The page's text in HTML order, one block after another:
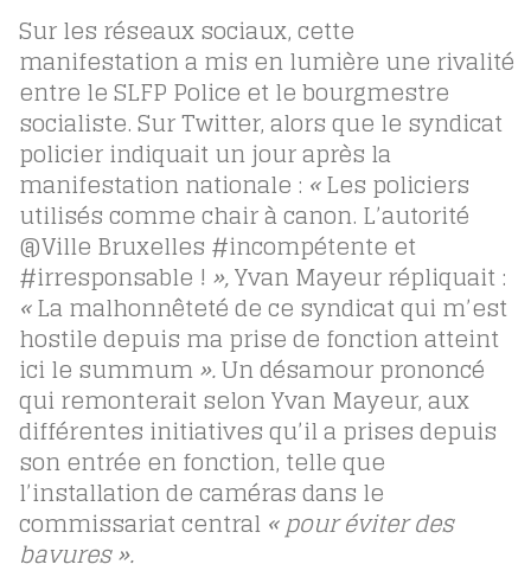
Sur les réseaux sociaux, cette
manifestation a mis en lumière une rivalité
entre le SLFP Police et le bourgmestre
socialiste. Sur Twitter, alors que le syndicat
policier indiquait un jour après la
manifestation nationale : «Les policiers
utilisés comme chair à canon. L’autorité
@Ville Bruxelles #incompétente et
#irresponsable ! »,Yvan Mayeur répliquait :
«La malhonnêteté de ce syndicat qui m’est
hostile depuis ma prise de fonction atteint
ici le summum».Un désamour prononcé
qui remonterait selon Yvan Mayeur, aux
différentes initiatives qu’il a prises depuis
son entrée en fonction, telle que
l’installation de caméras dans le
commissariat central « pour éviter des
bavures ».